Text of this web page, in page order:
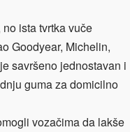
ista tvrtka vuče
Goodyear, Michelin,
savršeno jednostavan i
guma za domicilno
vozačima da lakše